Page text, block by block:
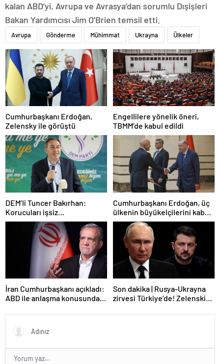
kalan ABD’yi, Avrupa ve Avrasya’dan sorumlu Dışişleri
Bakan Yardımcısı Jim O’Brien temsil etti.
Avrupa Gönderme Mühimmat Ukrayna Ülkeler
Cumhurbaşkanı Erdoğan,
Zelensky ile görüştü
Engellilere yönelik öneri,
TBMM’de kabul edildi
DEM’li Tuncer Bakırhan:
Korucuları işsiz
bırakmayacağız
Cumhurbaşkanı Erdoğan, üç
ülkenin büyükelçilerini kabul
etti
İran Cumhurbaşkanı açıkladı:
ABD ile anlaşma konusunda
Son dakika | Rusya-Ukrayna
zirvesi Türkiye’de! Zelenskiy
Gözler perşembe gününe